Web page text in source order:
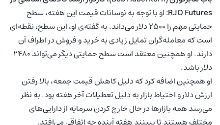
RJO Futures: او با توجه به نوسانات قیمت این هفته، سطح
حمایتی مهم را ۲۵۰۰ دلار می‌داند. به گفته‌ی او، این سطح، نقطه‌ای
است که معامله‌گران تمایل زیادی به خرید و فروش در اطراف آن
دارند. او همچنین معتقد است سطح حمایتی دیگر می‌تواند ۲۴۸۰
دلار باشد.
او همچنین اضافه کرد که دلیل کاهش قیمت جمعه، بالا رفتن
ارزش دلار و احتیاط بازار به دلیل تعطیلات آخر هفته بود. به نظر
می‌رسد همه بازارها در حال خارج کردن سرمایه از دارایی‌های
مختلف هستند تا ببینند هفته آینده چه اتفاقی می‌افتد.